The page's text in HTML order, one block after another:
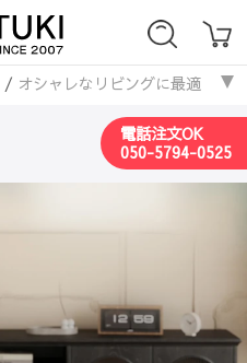
/ オシャレなリビングに最適！ガ
オシャレなリビングに
オシャレなリビング
電話注文OK
050-5794-0525